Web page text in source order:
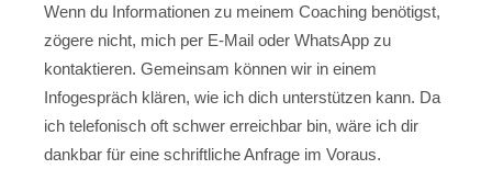
Wenn du Informationen zu meinem Coaching benötigst,
zögere nicht, mich per E-Mail oder WhatsApp zu
kontaktieren. Gemeinsam können wir in einem
Infogespräch klären, wie ich dich unterstützen kann. Da
ich telefonisch oft schwer erreichbar bin, wäre ich dir
dankbar für eine schriftliche Anfrage im Voraus.